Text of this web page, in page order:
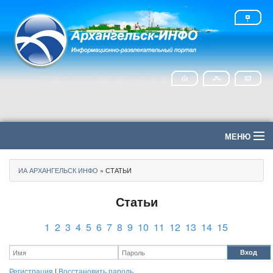
МЕНЮ
Главная
Общество
ИА АРХАНГЕЛЬСК ИНФО » СТАТЬИ
Статьи
1 2 3 4 5 6 7 8 9 10 11 12 13 14 15
Вход